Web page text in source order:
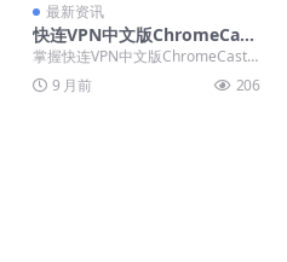
最新资讯
快连VPN中文版ChromeCast
投屏
掌握快连VPN中文版ChromeCast
投屏核心技术，彻底突破地域观影
限制。本指...
9 月前 206